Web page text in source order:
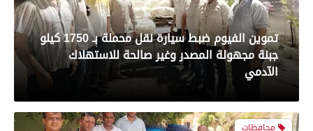
بعدسة الخبر المصري| شاهد أبرز لقطات مباراة
الأهلي وبيراميدز فى الدورى
تموين الفيوم ضبط 500 لتر لبن فاسد وغير صالح
للاستهلاك الآدمى قبل طرحه بالأسواق
محافظات